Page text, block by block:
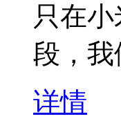
只在
段，我
详情